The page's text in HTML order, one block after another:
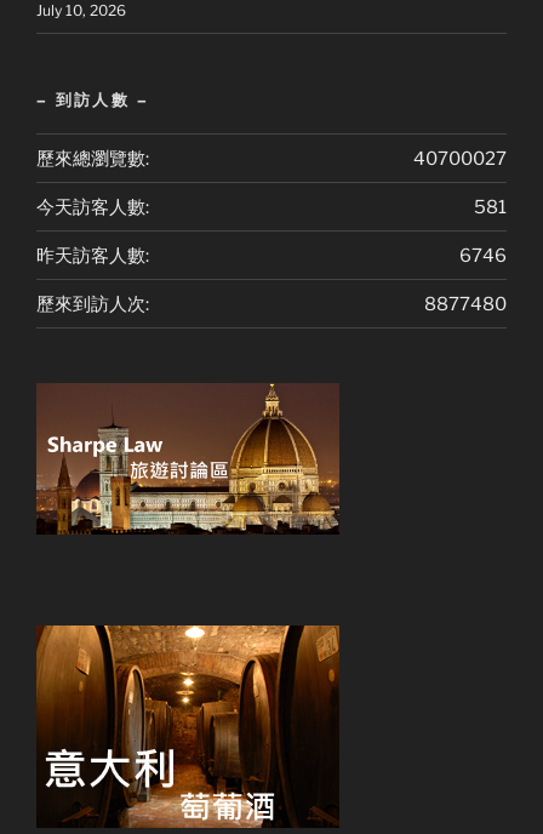
July 10, 2026
– 到訪人數 –
40700027
歷來總瀏覽數:
581
今天訪客人數:
6746
昨天訪客人數:
8877480
歷來到訪人次: